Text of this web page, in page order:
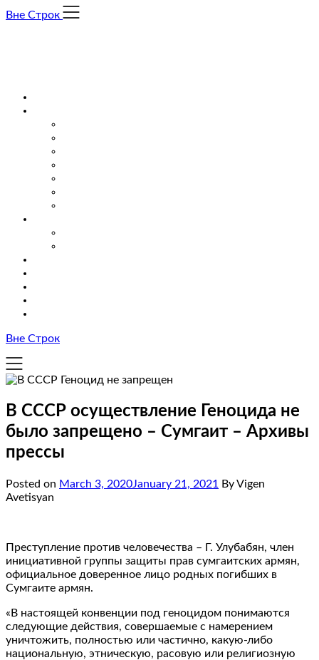
Skip
Вне Строк
Вне Строк
В СССР осуществление Геноцида не
было запрещено – Сумгаит – Архивы
прессы
Posted on March 3, 2020January 21, 2021
By Vigen
Avetisyan
Преступление против человечества – Г. Улубабян, член
инициативной группы защиты прав сумгаитских армян,
официальное доверенное лицо родных погибших в
Сумгаите армян.
«В настоящей конвенции под геноцидом понимаются
следующие действия, совершаемые с намерением
уничтожить, полностью или частично, какую-либо
национальную, этническую, расовую или религиозную